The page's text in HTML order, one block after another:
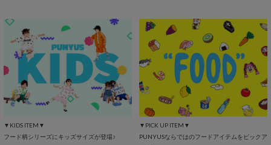
▼KIDS ITEM▼
フード柄シリーズにキッズサイズが登場♪
▼PICK UP ITEM▼
PUNYUSならではのフードアイテムをピックア